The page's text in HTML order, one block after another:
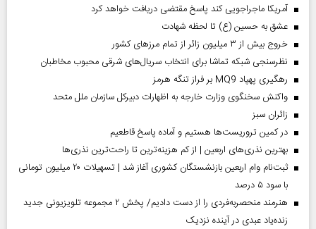
آمریکا ماجراجویی کند پاسخ مقتضی دریافت خواهد کرد
عشق به حسین (ع) تا لحظه شهادت
خروج بیش از ۳ میلیون زائر از تمام مرز‌های کشور
نظرسنجی شبکه تماشا برای انتخاب سریال‌های شرقی محبوب مخاطبان
رهگیری پهپاد MQ9 بر فراز تنگه هرمز
واکنش سخنگوی وزارت خارجه به اظهارات دبیرکل سازمان ملل متحد
‌زائران سبز
در کمین تروریست‌ها هستیم و آماده پاسخ قاطعیم
بهترین نذری‌های اربعین | از کم هزینه‌ترین تا راحت‌ترین نذری‌ها
ثبت‌نام وام اربعین بازنشستگان کشوری آغاز شد | تسهیلات ۲۰ میلیون تومانی
با سود ۵ درصد
هنرمند منحصر‌به‌فردی را از دست دادیم/ پخش ۲ مجموعه تلویزیونی جدید
زنده‌یاد عبدی در آینده نزدیک